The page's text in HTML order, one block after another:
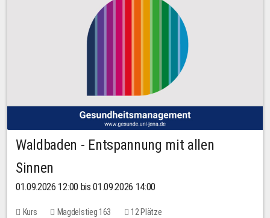
Waldbaden - Entspannung mit allen
Sinnen
01.09.2026 12:00 bis 01.09.2026 14:00
Kurs Magdelstieg 163 12 Plätze